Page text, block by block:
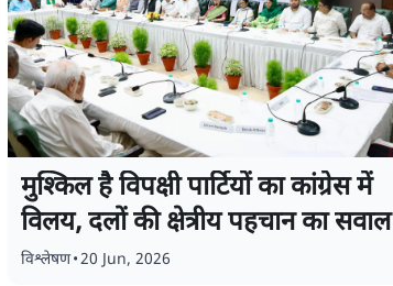
मुश्किल है विपक्षी पार्टियों का कांग्रेस में
विलय, दलों की क्षेत्रीय पहचान का सवाल
विश्लेषण•20 Jun, 2026